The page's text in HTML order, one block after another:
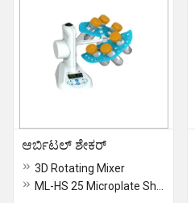
ಆರ್ಬಿಟಲ್ ಶೇಕರ್
3D Rotating Mixer